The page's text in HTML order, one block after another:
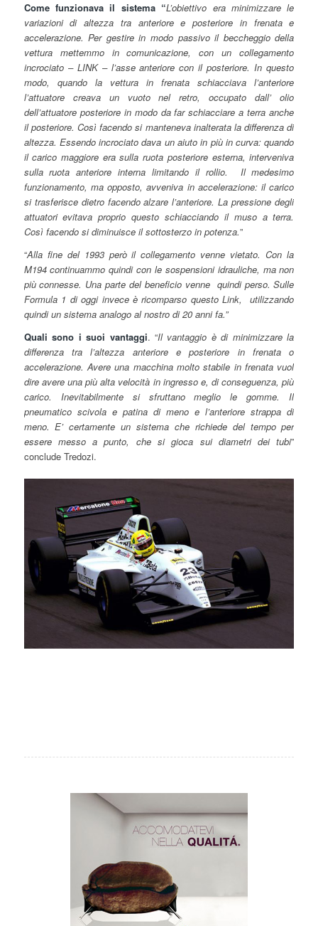
Come funzionava il sistema “L’obiettivo era minimizzare le
variazioni di altezza tra anteriore e posteriore in frenata e
accelerazione. Per gestire in modo passivo il beccheggio della
vettura mettemmo in comunicazione, con un collegamento
incrociato – LINK – l’asse anteriore con il posteriore. In questo
modo, quando la vettura in frenata schiacciava l’anteriore
l’attuatore creava un vuoto nel retro, occupato dall’ olio
dell’attuatore posteriore in modo da far schiacciare a terra anche
il posteriore. Così facendo si manteneva inalterata la differenza di
altezza. Essendo incrociato dava un aiuto in più in curva: quando
il carico maggiore era sulla ruota posteriore esterna, interveniva
sulla ruota anteriore interna limitando il rollio. Il medesimo
funzionamento, ma opposto, avveniva in accelerazione: il carico
si trasferisce dietro facendo alzare l’anteriore. La pressione degli
attuatori evitava proprio questo schiacciando il muso a terra.
Così facendo si diminuisce il sottosterzo in potenza.”
“Alla fine del 1993 però il collegamento venne vietato. Con la
M194 continuammo quindi con le sospensioni idrauliche, ma non
più connesse. Una parte del beneficio venne quindi perso. Sulle
Formula 1 di oggi invece è ricomparso questo Link, utilizzando
quindi un sistema analogo al nostro di 20 anni fa.”
Quali sono i suoi vantaggi. “Il vantaggio è di minimizzare la
differenza tra l’altezza anteriore e posteriore in frenata o
accelerazione. Avere una macchina molto stabile in frenata vuol
dire avere una più alta velocità in ingresso e, di conseguenza, più
carico. Inevitabilmente si sfruttano meglio le gomme. Il
pneumatico scivola e patina di meno e l’anteriore strappa di
meno. E’ certamente un sistema che richiede del tempo per
essere messo a punto, che si gioca sui diametri dei tubi”
conclude Tredozi.